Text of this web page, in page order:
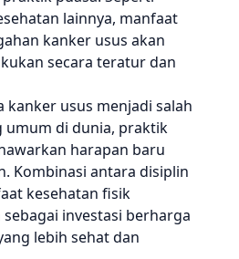
lainnya, manfaat
kanker usus akan
secara teratur dan
kanker usus menjadi salah
umum di dunia, praktik
harapan baru
Kombinasi antara disiplin
kesehatan fisik
investasi berharga
lebih sehat dan